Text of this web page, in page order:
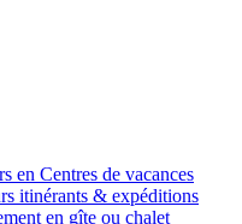
en Centres de vacances
itinérants & expéditions
en gîte ou chalet